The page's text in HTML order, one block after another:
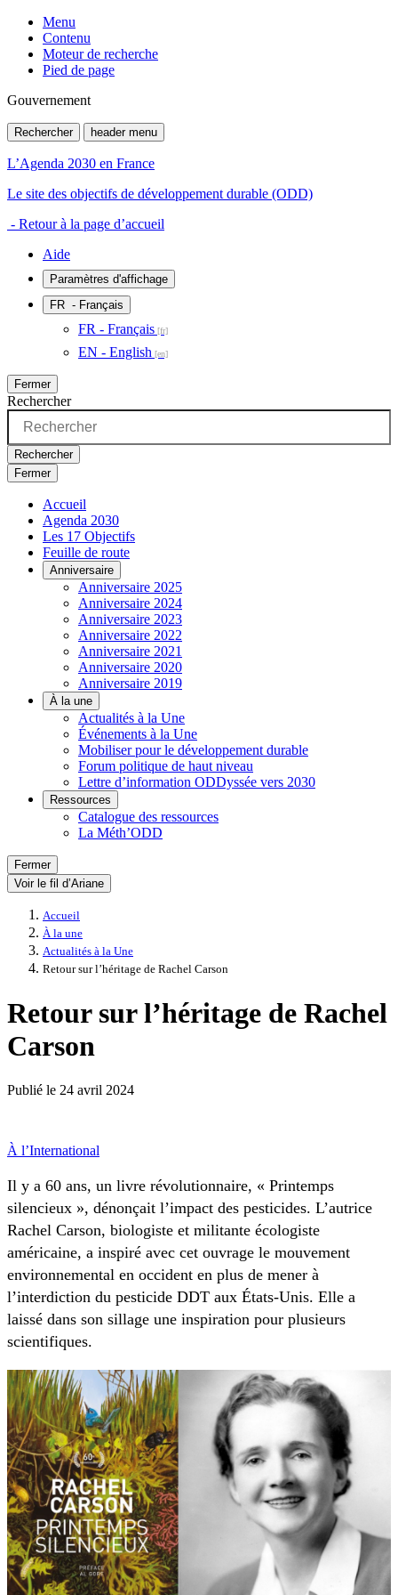
Menu
Contenu
Moteur de recherche
Pied de page
Gouvernement
Rechercher header menu
L’Agenda 2030 en France
Le site des objectifs de développement durable (ODD)
- Retour à la page d’accueil
Aide
Paramètres d'affichage
FR - Français
FR - Français
EN - English
Fermer
Rechercher
Rechercher
Fermer
Accueil
Agenda 2030
Les 17 Objectifs
Feuille de route
Anniversaire
Anniversaire 2025
Anniversaire 2024
Anniversaire 2023
Anniversaire 2022
Anniversaire 2021
Anniversaire 2020
Anniversaire 2019
À la une
Actualités à la Une
Événements à la Une
Mobiliser pour le développement durable
Forum politique de haut niveau
Lettre d’information ODDyssée vers 2030
Ressources
Catalogue des ressources
La Méth’ODD
Fermer
Voir le fil d’Ariane
Accueil
À la une
Actualités à la Une
Retour sur l’héritage de Rachel Carson
Retour sur l’héritage de Rachel
Carson
Publié le 24 avril 2024
À l’International
Il y a 60 ans, un livre révolutionnaire, « Printemps
silencieux », dénonçait l’impact des pesticides. L’autrice
Rachel Carson, biologiste et militante écologiste
américaine, a inspiré avec cet ouvrage le mouvement
environnemental en occident en plus de mener à
l’interdiction du pesticide DDT aux États-Unis. Elle a
laissé dans son sillage une inspiration pour plusieurs
scientifiques.